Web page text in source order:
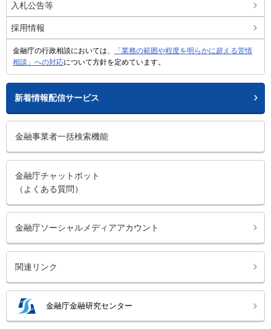
入札公告等
採用情報
金融庁の行政相談においては、
「業務の範囲や程度を明らかに超える苦情
相談」への対応について方針を定めています。
新着情報配信サービス
金融事業者一括検索機能
金融庁チャットボット
（よくある質問）
金融庁ソーシャルメディアアカウント
関連リンク
金融庁金融研究センター